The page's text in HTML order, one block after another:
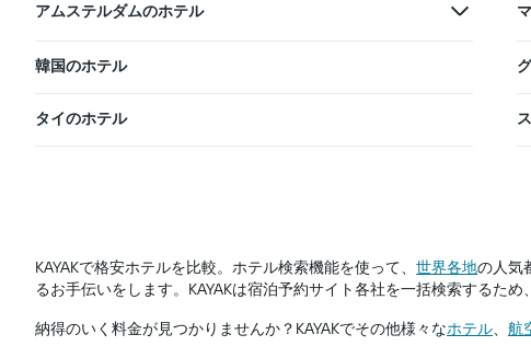
アムステルダムのホテル
韓国のホテル
タイのホテル
KAYAKで格安ホテルを比較。ホテル検索機能を使って、 世界各地の人気
るお手伝いをします。KAYAKは宿泊予約サイト各社を一括検索するた
​納得のいく料金が見つかりませんか？KAYAK​でその他様々なホテル​、 航